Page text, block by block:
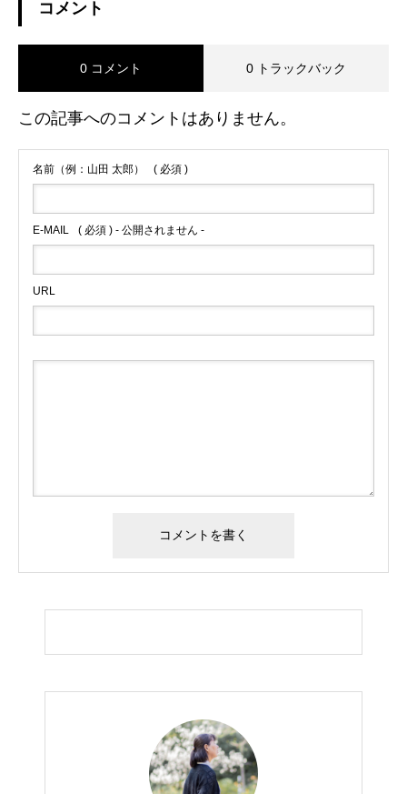
コメント
0 コメント 0 トラックバック
この記事へのコメントはありません。
名前（例：山田 太郎） ( 必須 )
E-MAIL ( 必須 ) - 公開されません -
URL